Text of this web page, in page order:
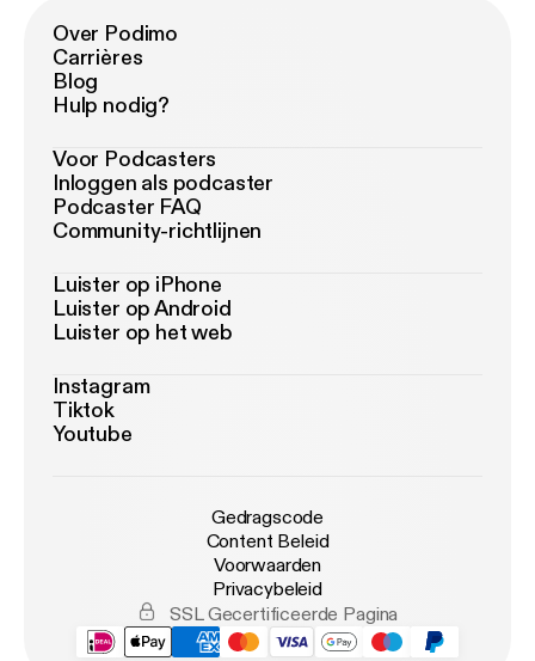
Over Podimo
Carrières
Blog
Hulp nodig?
Voor Podcasters
Inloggen als podcaster
Podcaster FAQ
Community-richtlijnen
Luister op iPhone
Luister op Android
Luister op het web
Instagram
Tiktok
Youtube
Gedragscode
Content Beleid
Voorwaarden
Privacybeleid
SSL Gecertificeerde Pagina